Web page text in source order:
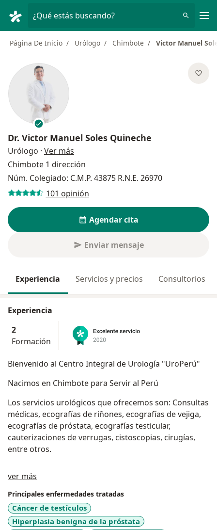
¿Qué estás buscando?
Página De Inicio Urólogo Chimbote Victor Manuel
Dr. Victor Manuel Soles Quineche
Urólogo · Ver más
Chimbote 1 dirección
Núm. Colegiado: C.M.P. 43875 R.N.E. 26970
101 opinión
Agendar cita
Enviar mensaje
Experiencia Servicios y precios Consultorios
Experiencia
2
Formación
Bienvenido al Centro Integral de Urología "UroPerú"
Nacimos en Chimbote para Servir al Perú
Los servicios urológicos que ofrecemos son: Consultas
médicas, ecografías de riñones, ecografías de vejiga,
ecografías de próstata, ecografías testicular,
cauterizaciones de verrugas, cistoscopias, cirugías,
entre otros.
ver más
Principales enfermedades tratadas
Cáncer de testículos
Hiperplasia benigna de la próstata